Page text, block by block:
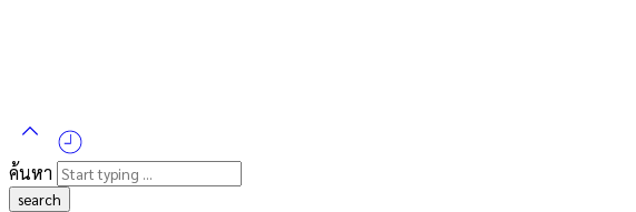
ค้นหา